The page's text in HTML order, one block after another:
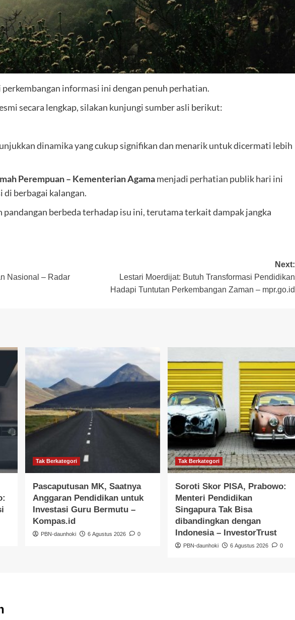
informasi ini dengan penuh perhatian.
secara lengkap, silakan kunjungi sumber asli berikut:
dinamika yang cukup signifikan dan menarik untuk dicermati lebih
Perempuan – Kementerian Agamamenjadi perhatian publik hari ini
di berbagai kalangan.
pandangan berbeda terhadap isu ini, terutama terkait dampak jangka
Nasional – Radar
Next:
Lestari Moerdijat: Butuh Transformasi Pendidikan
Hadapi Tuntutan Perkembangan Zaman – mpr.go.id
Tak Berkategori
Pascaputusan MK, Saatnya
Anggaran Pendidikan untuk
Investasi Guru Bermutu –
Kompas.id
PBN-daunhoki 6 Agustus 2026 0
Tak Berkategori
Soroti Skor PISA, Prabowo:
Menteri Pendidikan
Singapura Tak Bisa
dibandingkan dengan
Indonesia – InvestorTrust
PBN-daunhoki 6 Agustus 2026 0